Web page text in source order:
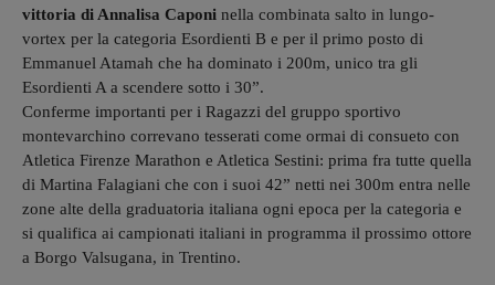
vittoria di Annalisa Caponi nella combinata salto in lungo-
vortex per la categoria Esordienti B e per il primo posto di
Emmanuel Atamah che ha dominato i 200m, unico tra gli
Esordienti A a scendere sotto i 30”.
Conferme importanti per i Ragazzi del gruppo sportivo
montevarchino correvano tesserati come ormai di consueto con
Atletica Firenze Marathon e Atletica Sestini: prima fra tutte quella
di Martina Falagiani che con i suoi 42” netti nei 300m entra nelle
zone alte della graduatoria italiana ogni epoca per la categoria e
si qualifica ai campionati italiani in programma il prossimo ottore
a Borgo Valsugana, in Trentino.